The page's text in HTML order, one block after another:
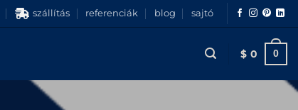
szállítás referenciák blog sajtó
$ 0 0